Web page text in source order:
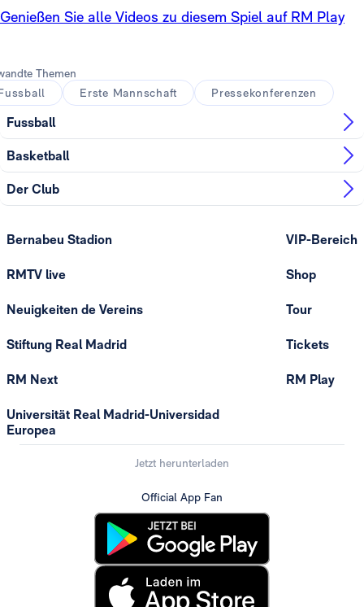
Genießen Sie alle Videos zu diesem Spiel auf RM Play
Themen
Erste Mannschaft Pressekonferenzen
Fussball
Basketball
Der Club
Bernabeu Stadion
RMTV live
Neuigkeiten de Vereins
Stiftung Real Madrid
RM Next
Universität Real Madrid-Universidad
Europea
VIP-Bereich
Shop
Tour
Tickets
RM Play
Jetzt herunterladen
Official App Fan